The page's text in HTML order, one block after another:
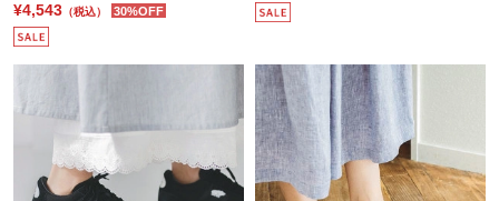
¥4,543 （税込） 30%OFF